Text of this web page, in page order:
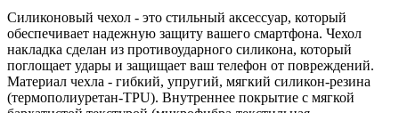
Силиконовый чехол - это стильный аксессуар, который
обеспечивает надежную защиту вашего смартфона. Чехол
накладка сделан из противоударного силикона, который
поглощает удары и защищает ваш телефон от повреждений.
Материал чехла - гибкий, упругий, мягкий силикон-резина
(термополиуретан-TPU). Внутреннее покрытие с мягкой